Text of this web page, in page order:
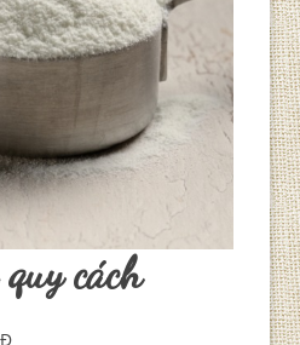
cách